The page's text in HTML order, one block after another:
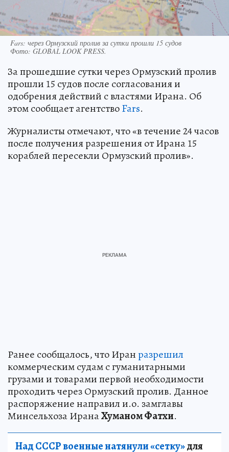
Fars: через Ормузский пролив за сутки прошли 15 судов
Фото: GLOBAL LOOK PRESS.
За прошедшие сутки через Ормузский пролив
прошли 15 судов после согласования и
одобрения действий с властями Ирана. Об
этом сообщает агентствоFars.
Журналисты отмечают, что «в течение 24 часов
после получения разрешения от Ирана 15
кораблей пересекли Ормузский пролив».
Ранее сообщалось, что Иранразрешил
коммерческим судам с гуманитарными
грузами и товарами первой необходимости
проходить через Ормузский пролив. Данное
распоряжение направил и.о. замглавы
Минсельхоза ИранаХуманом Фатхи.
Над СССР военные натянули «сетку»для